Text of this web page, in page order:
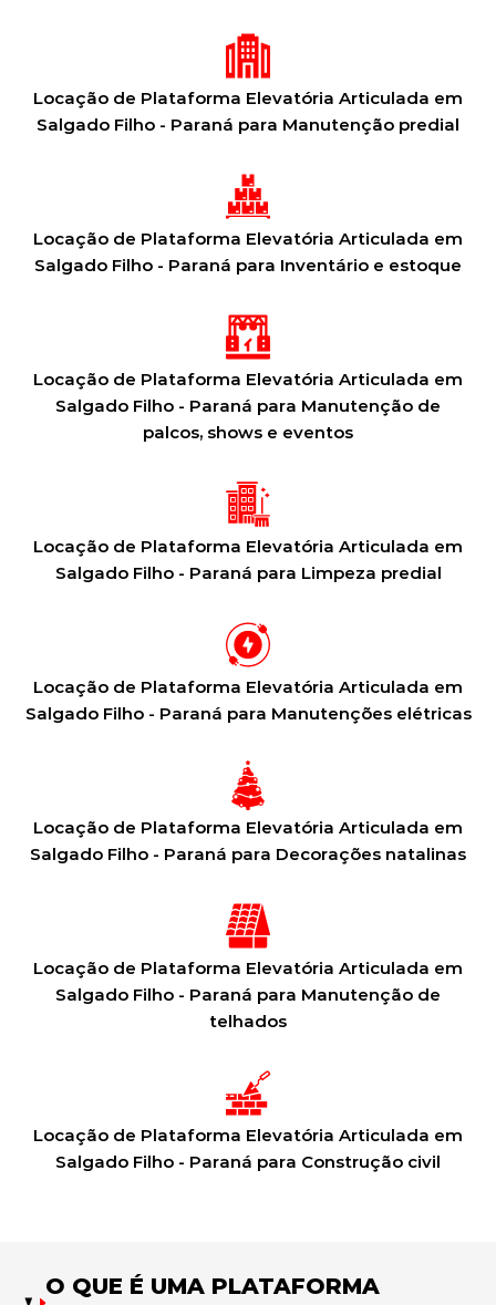
Locação de Plataforma Elevatória Articulada em
Salgado Filho - Paraná para Manutenção predial
Locação de Plataforma Elevatória Articulada em
Salgado Filho - Paraná para Inventário e estoque
Locação de Plataforma Elevatória Articulada em
Salgado Filho - Paraná para Manutenção de
palcos, shows e eventos
Locação de Plataforma Elevatória Articulada em
Salgado Filho - Paraná para Limpeza predial
Locação de Plataforma Elevatória Articulada em
Salgado Filho - Paraná para Manutenções elétricas
Locação de Plataforma Elevatória Articulada em
Salgado Filho - Paraná para Decorações natalinas
Locação de Plataforma Elevatória Articulada em
Salgado Filho - Paraná para Manutenção de
telhados
Locação de Plataforma Elevatória Articulada em
Salgado Filho - Paraná para Construção civil
O QUE É UMA PLATAFORMA